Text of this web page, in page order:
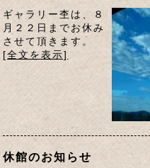
ギャラリー杢は、８
月２２日までお休み
させて頂きます。
[全文を表示]
休館のお知らせ